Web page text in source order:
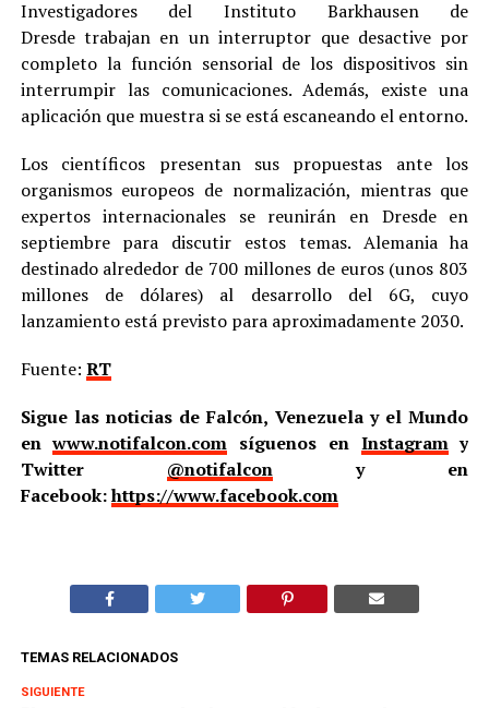
Investigadores del Instituto Barkhausen de
Dresde trabajan en un interruptor que desactive por
completo la función sensorial de los dispositivos sin
interrumpir las comunicaciones. Además, existe una
aplicación que muestra si se está escaneando el entorno.
Los científicos presentan sus propuestas ante los
organismos europeos de normalización, mientras que
expertos internacionales se reunirán en Dresde en
septiembre para discutir estos temas. Alemania ha
destinado alrededor de 700 millones de euros (unos 803
millones de dólares) al desarrollo del 6G, cuyo
lanzamiento está previsto para aproximadamente 2030.
Fuente: RT
Sigue las noticias de Falcón, Venezuela y el Mundo
enwww.notifalcon.com síguenos en Instagramy
Twitter @notifalcony en
Facebook:https://www.facebook.com
TEMAS RELACIONADOS
SIGUIENTE